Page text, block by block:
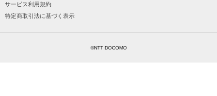
サービス利用規約
特定商取引法に基づく表示
©NTT DOCOMO